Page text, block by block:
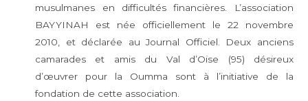
musulmanes en difficultés financières. L’association
BAYYINAH est née officiellement le 22 novembre
2010, et déclarée au Journal Officiel. Deux anciens
camarades et amis du Val d’Oise (95) désireux
d’œuvrer pour la Oumma sont à l’initiative de la
fondation de cette association.